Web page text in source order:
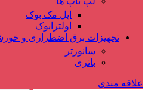
اپل مک بوک
اولترابوک
تجهیزات برق اضطراری و
سانورتر
باتری
علاقه مندی